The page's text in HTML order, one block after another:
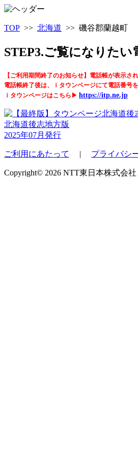
TOP >> 北海道 >> 磯谷郡蘭越町
STEP3.ご覧になりた
【ご利用期間終了のお知らせ】電話帳が表示さ
電話帳終了後は、ｉタウンページにて電話番号
ｉタウンページはこちら▶ https://itp.ne.jp
北海道後志地方版
2025年07月発行
ご利用にあたって | プライバシ
Copyright© 2026 NTT東日本株式会